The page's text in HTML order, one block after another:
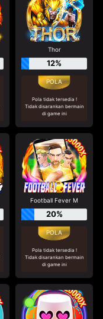
Thor
12%
Pola tidak tersedia !
Tidak disarankan bermain
di game ini
Football Fever M
20%
Pola tidak tersedia !
Tidak disarankan bermain
di game ini